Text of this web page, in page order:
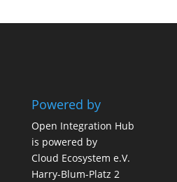
Powered by
Open Integration Hub
is powered by
Cloud Ecosystem e.V.
Harry-Blum-Platz 2